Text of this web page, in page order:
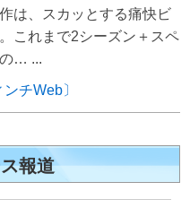
は、スカッとする痛快ビ
これまで2シーズン＋スペ
… ...
チWeb〕
報道